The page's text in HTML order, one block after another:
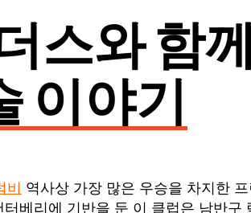
스와 함
이야기
역사상 가장 많은 우승을 차지한
베리에 기반을 둔 이 클럽은 남반구